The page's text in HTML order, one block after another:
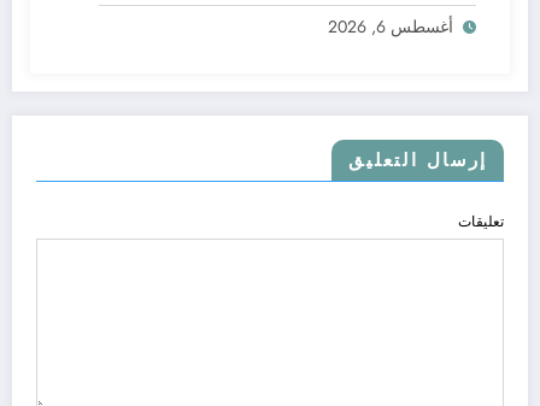
أغسطس 6, 2026
إرسال التعليق
تعليقات